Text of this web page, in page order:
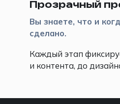
Прозрачный
Вы знаете, что и
сделано.
Каждый этап
и контента, до